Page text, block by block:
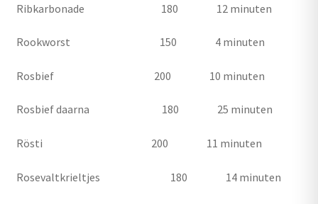
Ribkarbonade 180 12 minuten
Rookworst 150 4 minuten
Rosbief 200 10 minuten
Rosbief daarna 180 25 minuten
Rösti 200 11 minuten
Rosevaltkrieltjes 180 14 minuten